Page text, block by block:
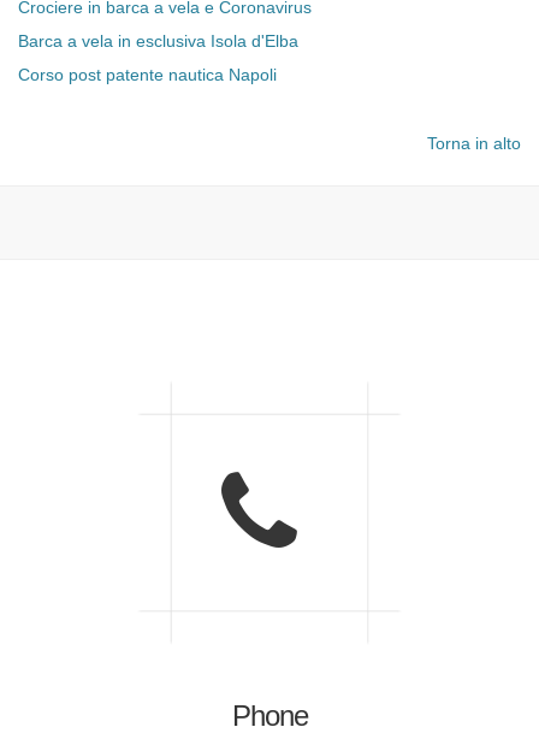
Crociere in barca a vela e Coronavirus
Barca a vela in esclusiva Isola d'Elba
Corso post patente nautica Napoli
Torna in alto
Phone